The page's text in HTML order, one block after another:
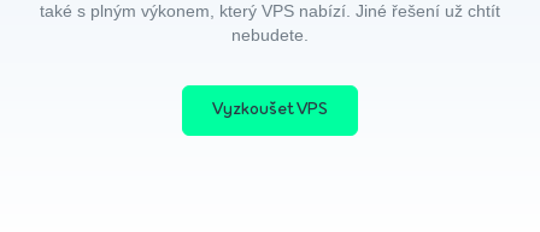
také s plným výkonem, který VPS nabízí. Jiné řešení už chtít
nebudete.
Vyzkoušet VPS